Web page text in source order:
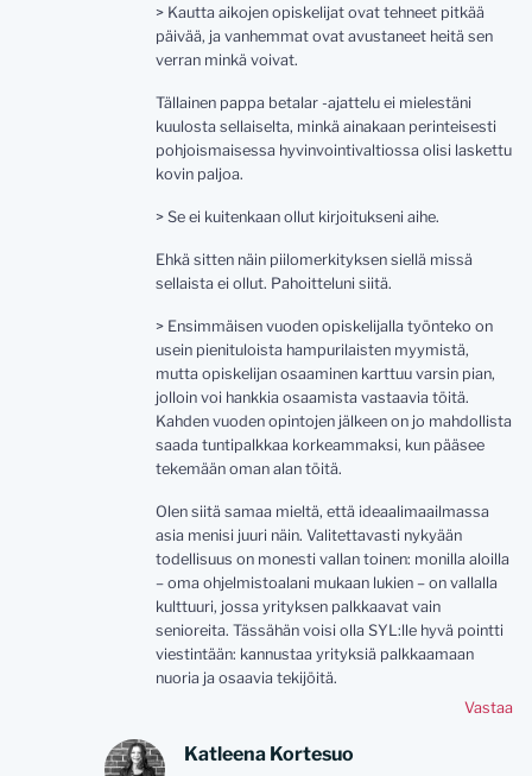
> Kautta aikojen opiskelijat ovat tehneet pitkää
päivää, ja vanhemmat ovat avustaneet heitä sen
verran minkä voivat.
Tällainen pappa betalar -ajattelu ei mielestäni
kuulosta sellaiselta, minkä ainakaan perinteisesti
pohjoismaisessa hyvinvointivaltiossa olisi laskettu
kovin paljoa.
> Se ei kuitenkaan ollut kirjoitukseni aihe.
Ehkä sitten näin piilomerkityksen siellä missä
sellaista ei ollut. Pahoitteluni siitä.
> Ensimmäisen vuoden opiskelijalla työnteko on
usein pienituloista hampurilaisten myymistä,
mutta opiskelijan osaaminen karttuu varsin pian,
jolloin voi hankkia osaamista vastaavia töitä.
Kahden vuoden opintojen jälkeen on jo mahdollista
saada tuntipalkkaa korkeammaksi, kun pääsee
tekemään oman alan töitä.
Olen siitä samaa mieltä, että ideaalimaailmassa
asia menisi juuri näin. Valitettavasti nykyään
todellisuus on monesti vallan toinen: monilla aloilla
– oma ohjelmistoalani mukaan lukien – on vallalla
kulttuuri, jossa yrityksen palkkaavat vain
senioreita. Tässähän voisi olla SYL:lle hyvä pointti
viestintään: kannustaa yrityksiä palkkaamaan
nuoria ja osaavia tekijöitä.
Vastaa
Katleena Kortesuo